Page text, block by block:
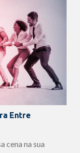
Entre
cena na sua